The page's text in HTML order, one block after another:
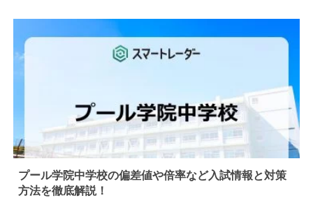
プール学院中学校の偏差値や倍率など入試情報と対策
方法を徹底解説！